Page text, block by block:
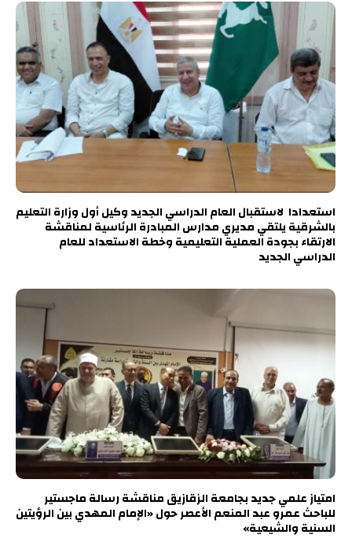
استعدادا لاستقبال العام الدراسي الجديد وكيل أول وزارة التعليم
بالشرقية يلتقي مديري مدارس المبادرة الرئاسية لمناقشة
الارتقاء بجودة العملية التعليمية وخطة الاستعداد للعام
الدراسي الجديد
امتياز علمي جديد بجامعة الزقازيق مناقشة رسالة ماجستير
للباحث عمرو عبد المنعم الأعصر حول «الإمام المهدي بين الرؤيتين
السنية والشيعية»